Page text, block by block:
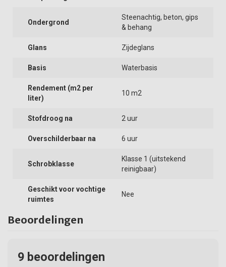
Ondergrond
Steenachtig, beton, gips
& behang
Glans Zijdeglans
Basis Waterbasis
Rendement (m2 per
liter)
10 m2
Stofdroog na 2 uur
Overschilderbaar na 6 uur
Schrobklasse
Klasse 1 (uitstekend
reinigbaar)
Geschikt voor vochtige
ruimtes
Nee
Beoordelingen
9 beoordelingen